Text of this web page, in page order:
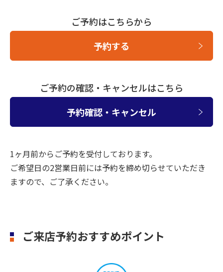
ご予約はこちらから
予約する
ご予約の確認・キャンセルはこちら
予約確認・キャンセル
1ヶ月前からご予約を受付しております。
ご希望日の2営業日前には予約を締め切らせていただき
ますので、ご了承ください。
ご来店予約おすすめポイント